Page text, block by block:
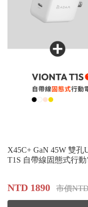
X45C+ GaN 45W 雙
T1S 自帶線固態式行
NTD 1890 市價